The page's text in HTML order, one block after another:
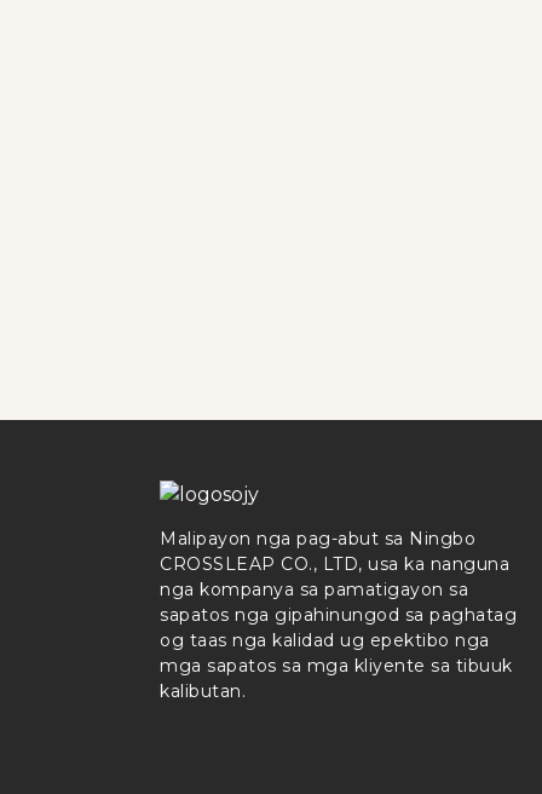
Malipayon nga pag-abut sa Ningbo
CROSSLEAP CO., LTD, usa ka nanguna
nga kompanya sa pamatigayon sa
sapatos nga gipahinungod sa paghatag
og taas nga kalidad ug epektibo nga
mga sapatos sa mga kliyente sa tibuuk
kalibutan.